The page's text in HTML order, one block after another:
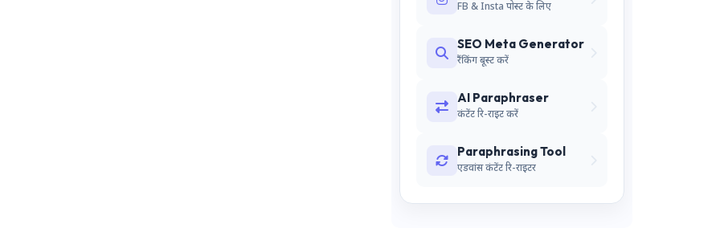
FB & Insta पोस्ट के लिए
SEO Meta Generator
रैंकिंग बूस्ट करें
AI Paraphraser
कंटेंट रि-राइट करें
Paraphrasing Tool
एडवांस कंटेंट रि-राइटर